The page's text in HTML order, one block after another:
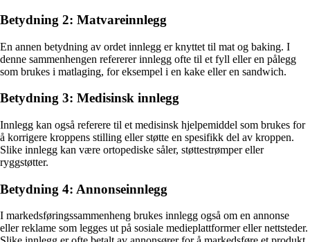
Betydning 2: Matvareinnlegg
En annen betydning av ordet innlegg er knyttet til mat og baking. I
denne sammenhengen refererer innlegg ofte til et fyll eller en pålegg
som brukes i matlaging, for eksempel i en kake eller en sandwich.
Betydning 3: Medisinsk innlegg
Innlegg kan også referere til et medisinsk hjelpemiddel som brukes for
å korrigere kroppens stilling eller støtte en spesifikk del av kroppen.
Slike innlegg kan være ortopediske såler, støttestrømper eller
ryggstøtter.
Betydning 4: Annonseinnlegg
I markedsføringssammenheng brukes innlegg også om en annonse
eller reklame som legges ut på sosiale medieplattformer eller nettsteder.